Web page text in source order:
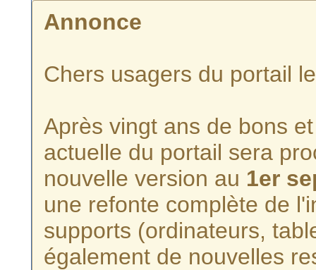
Annonce
Chers usagers du portail
Après vingt ans de bons
actuelle du portail sera
nouvelle version au 1er
une refonte complète de
supports (ordinateurs,
également de nouvelles